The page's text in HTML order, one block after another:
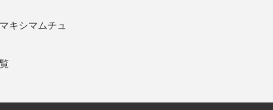
キシマムチュ